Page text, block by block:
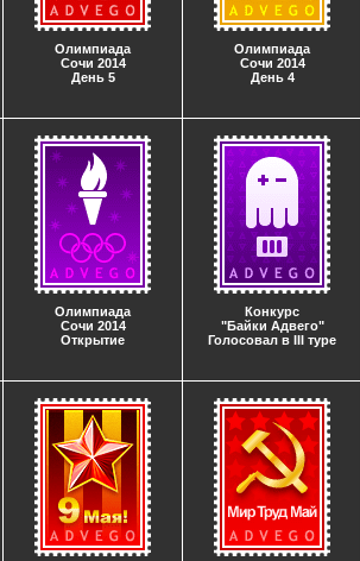
Олимпиада
Сочи 2014
День 5
Олимпиада
Сочи 2014
День 4
Олимпиада
Сочи 2014
Открытие
Конкурс
"Байки Адвего"
Голосовал в III туре